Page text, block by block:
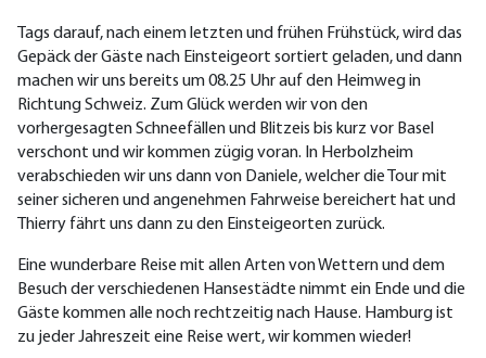
Tags darauf, nach einem letzten und frühen Frühstück, wird das
Gepäck der Gäste nach Einsteigeort sortiert geladen, und dann
machen wir uns bereits um 08.25 Uhr auf den Heimweg in
Richtung Schweiz. Zum Glück werden wir von den
vorhergesagten Schneefällen und Blitzeis bis kurz vor Basel
verschont und wir kommen zügig voran. In Herbolzheim
verabschieden wir uns dann von Daniele, welcher die Tour mit
seiner sicheren und angenehmen Fahrweise bereichert hat und
Thierry fährt uns dann zu den Einsteigeorten zurück.
Eine wunderbare Reise mit allen Arten von Wettern und dem
Besuch der verschiedenen Hansestädte nimmt ein Ende und die
Gäste kommen alle noch rechtzeitig nach Hause. Hamburg ist
zu jeder Jahreszeit eine Reise wert, wir kommen wieder!